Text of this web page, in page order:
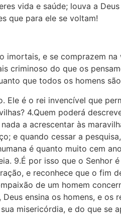
vida e saúde; louva a
que para ele se voltam!
e se comprazem
criminoso do que os
que todos os homens
é o rei invencível que
4.Quem poderá
a acrescentar às
e quando cessar a
é quanto muito cem
9.É por isso que o Senhor
e reconhece que o fim
de um homem
ensina os homens, e os
misericórdia, e do que se